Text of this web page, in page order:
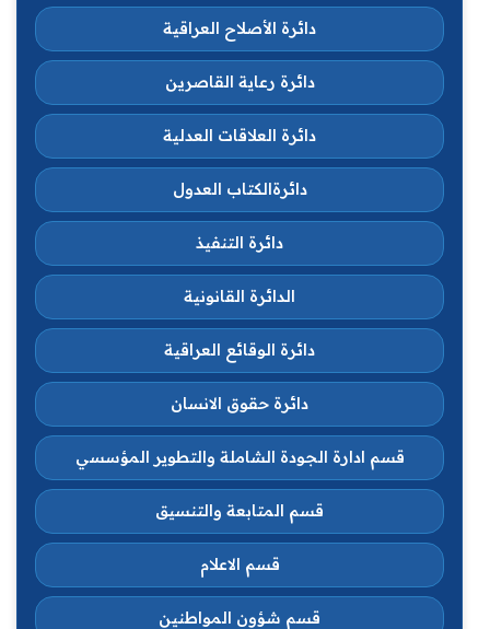
دائرة الأصلاح العراقية
دائرة رعاية القاصرين
دائرة العلاقات العدلية
دائرةالكتاب العدول
دائرة التنفيذ
الدائرة القانونية
دائرة الوقائع العراقية
دائرة حقوق الانسان
قسم ادارة الجودة الشاملة والتطوير المؤسسي
قسم المتابعة والتنسيق
قسم الاعلام
قسم شؤون المواطنين